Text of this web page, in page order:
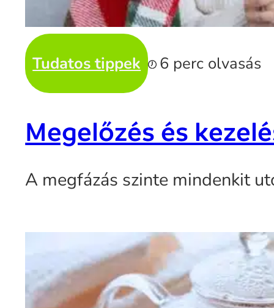
Tudatos tippek 6 perc olvasás
Megelőzés és
A megfázás szinte mindenkit